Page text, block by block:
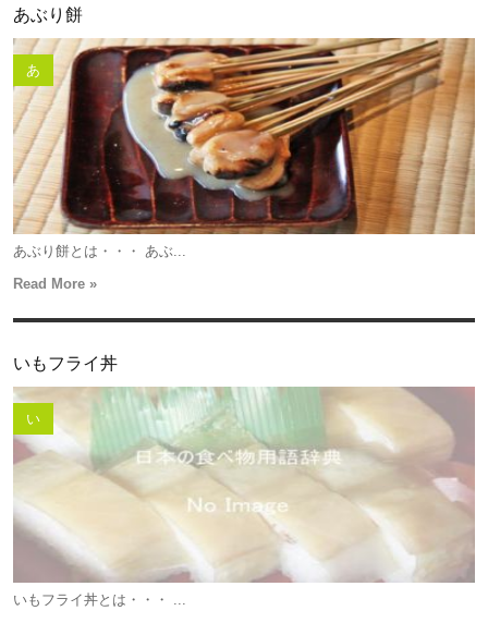
あぶり餅
あ
あぶり餅とは・・・ あぶ...
Read More »
いもフライ丼
い
いもフライ丼とは・・・ ...